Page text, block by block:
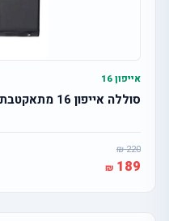
אייפון 16
סוללה אייפון 16 מתאקטבת
220
189